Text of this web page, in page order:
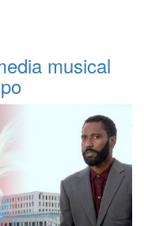
musical